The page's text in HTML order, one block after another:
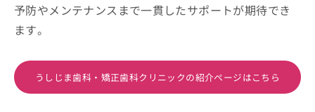
予防やメンテナンスまで一貫したサポートが期待でき
ます。
うしじま歯科・矯正歯科クリニックの紹介ページはこちら